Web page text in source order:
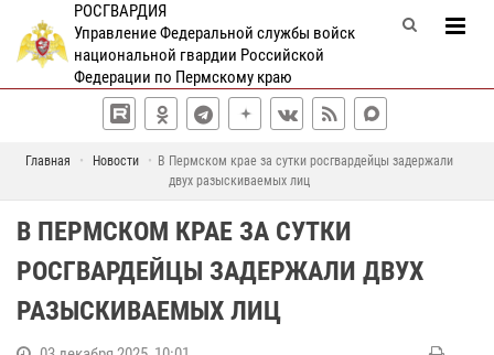
РОСГВАРДИЯ
Управление Федеральной службы войск
национальной гвардии Российской
Федерации по Пермскому краю
Главная Новости
В Пермском крае за сутки росгвардейцы задержали
двух разыскиваемых лиц
В ПЕРМСКОМ КРАЕ ЗА СУТКИ
РОСГВАРДЕЙЦЫ ЗАДЕРЖАЛИ ДВУХ
РАЗЫСКИВАЕМЫХ ЛИЦ